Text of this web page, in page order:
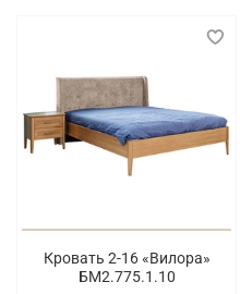
Кровать 2-16 «Вилора»
БМ2.775.1.10